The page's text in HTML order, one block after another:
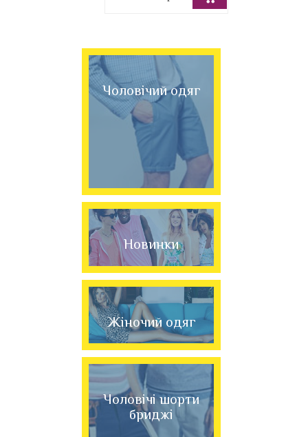
Чоловічий одяг
Новинки
Жіночий одяг
Чоловічі шорти
бриджі